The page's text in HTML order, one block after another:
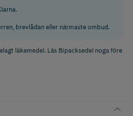
brevlådan eller närmaste ombud.
läkemedel. Läs Bipacksedel noga före